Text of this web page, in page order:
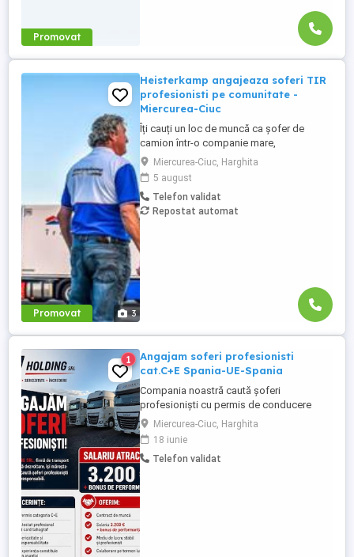
Promovat
Promovat 3
Heisterkamp angajeaza soferi TIR
profesionisti pe comunitate -
Miercurea-Ciuc
Îți cauți un loc de muncă ca șofer de
camion într-o companie mare,
internațională și stabilă? Atunci vino în
echipa Heisterkamp! Angajăm șoferi cu
sau fără experiență și echipaje pentru
transport internațional. Beneficii: training
de inițiere la începutul activității în cadrul
Miercurea-Ciuc, Harghita
5 august
Telefon validat
Repostat automat
1
Angajam soferi profesionisti
cat.C+E Spania-UE-Spania
Compania noastră caută șoferi
profesioniști cu permis de conducere
categoria C+E pentru transport rutier pe
ruta Spania-UE-Spania. Candidatul ideal
va avea experiență relevantă în transportul
internațional și va demonstra
Miercurea-Ciuc, Harghita
18 iunie
Telefon validat